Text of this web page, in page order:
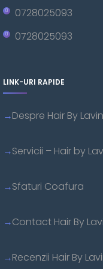
0728025093
0728025093
LINK-URI RAPIDE
Despre Hair By
Servicii – Hair by
Sfaturi Coafura
Contact Hair By
Recenzii Hair By